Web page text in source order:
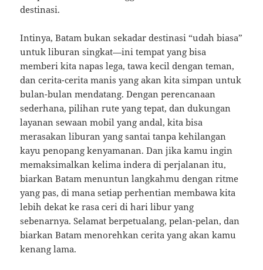
destinasi.
Intinya, Batam bukan sekadar destinasi “udah biasa”
untuk liburan singkat—ini tempat yang bisa
memberi kita napas lega, tawa kecil dengan teman,
dan cerita-cerita manis yang akan kita simpan untuk
bulan-bulan mendatang. Dengan perencanaan
sederhana, pilihan rute yang tepat, dan dukungan
layanan sewaan mobil yang andal, kita bisa
merasakan liburan yang santai tanpa kehilangan
kayu penopang kenyamanan. Dan jika kamu ingin
memaksimalkan kelima indera di perjalanan itu,
biarkan Batam menuntun langkahmu dengan ritme
yang pas, di mana setiap perhentian membawa kita
lebih dekat ke rasa ceri di hari libur yang
sebenarnya. Selamat berpetualang, pelan-pelan, dan
biarkan Batam menorehkan cerita yang akan kamu
kenang lama.